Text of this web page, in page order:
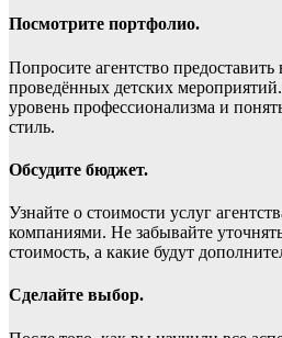
Посмотрите портфолио.
Попросите агентство
проведённых детских
уровень профессионализма и
стиль.
Обсудите бюджет.
Узнайте о стоимости услуг
компаниями. Не забывайте
стоимость, а какие будут
Сделайте выбор.